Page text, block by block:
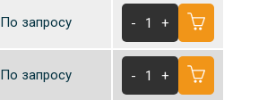
По запросу - 1 +
По запросу - 1 +